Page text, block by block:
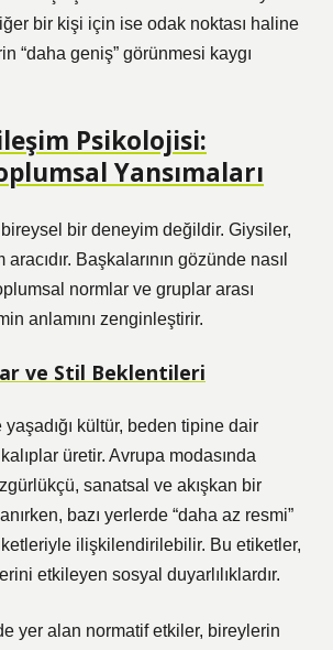
bir kişi için ise odak noktası haline
“daha geniş” görünmesi kaygı
Psikolojisi:
Yansımaları
bir deneyim değildir. Giysiler,
Başkalarının gözünde nasıl
normlar ve gruplar arası
anlamını zenginleştirir.
ve Stil Beklentileri
kültür, beden tipine dair
üretir. Avrupa modasında
sanatsal ve akışkan bir
bazı yerlerde “daha az resmi”
ilişkilendirilebilir. Bu etiketler,
etkileyen sosyal duyarlılıklardır.
yer alan normatif etkiler, bireylerin